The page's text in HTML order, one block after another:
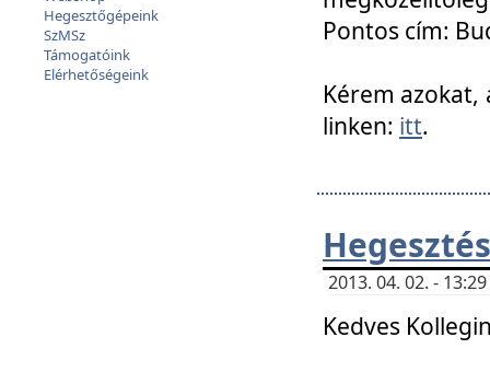
Hegesztőgépeink
SzMSz
Támogatóink
Elérhetőségeink
Pontos cím:
Kérem azokat,
linken: itt.
2013. 04. 02. -
Kedves